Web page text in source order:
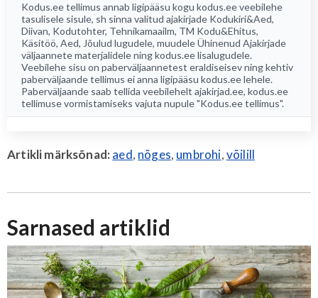
Kodus.ee tellimus annab ligipääsu kogu kodus.eeveebilehe
tasulisele sisule, sh sinna valitud ajakirjade Kodukiri&Aed,
Diivan, Kodutohter, Tehnikamaailm, TM Kodu&Ehitus,
Käsitöö, Aed, Jõulud lugudele, muudele Ühinenud Ajakirjade
väljaannete materjalidele ning kodus.ee lisalugudele.
Veebilehe sisu on paberväljaannetest eraldiseisev ning kehtiv
paberväljaande tellimus ei anna ligipääsu kodus.ee lehele.
Paberväljaande saab tellida veebilehelt ajakirjad.ee, kodus.ee
tellimuse vormistamiseks vajuta nupule "Kodus.ee tellimus".
Artikli märksõnad: aed, nõges, umbrohi,võilill
Sarnased artiklid